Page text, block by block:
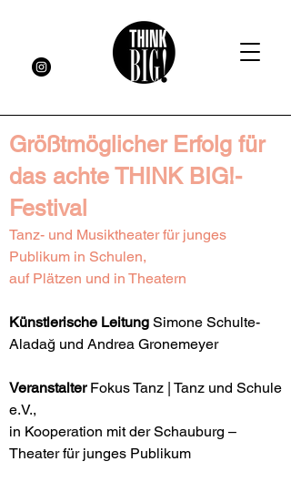
Größtmöglicher Erfolg für
das achte THINK BIG!-
Festival
Tanz- und Musiktheater für junges
Publikum in Schulen,
auf Plätzen und in Theatern
Künstlerische Leitung Simone Schulte-
Aladağ und Andrea Gronemeyer
Veranstalter Fokus Tanz | Tanz und Schule
e.V.,
in Kooperation mit der Schauburg –
Theater für junges Publikum